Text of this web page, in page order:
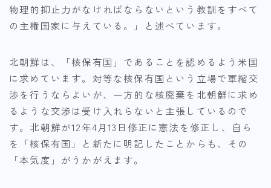
物理的抑止力がなければならないという教訓をすべて
の主権国家に与えている。」と述べています。
北朝鮮は、「核保有国」であることを認めるよう米国
に求めています。対等な核保有国という立場で軍縮交
渉を行うならよいが、一方的な核廃棄を北朝鮮に求め
るような交渉は受け入れらないと主張しているので
す。北朝鮮が12年4月13日修正に憲法を修正し、自ら
を「核保有国」と新たに明記したことからも、その
「本気度」がうかがえます。